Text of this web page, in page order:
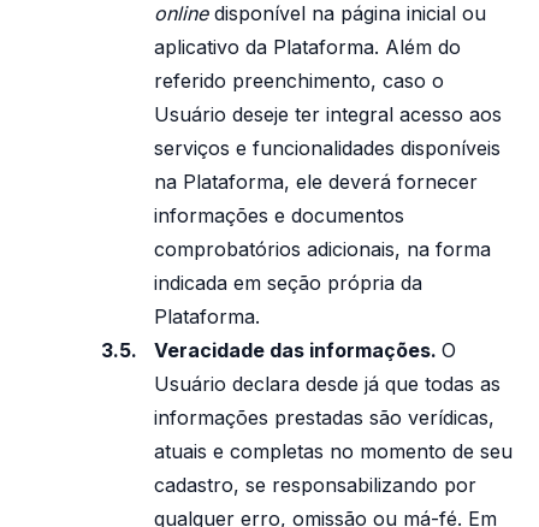
online disponível na página inicial ou
aplicativo da Plataforma. Além do
referido preenchimento, caso o
Usuário deseje ter integral acesso aos
serviços e funcionalidades disponíveis
na Plataforma, ele deverá fornecer
informações e documentos
comprobatórios adicionais, na forma
indicada em seção própria da
Plataforma.
Veracidade das informações. O
Usuário declara desde já que todas as
informações prestadas são verídicas,
atuais e completas no momento de seu
cadastro, se responsabilizando por
qualquer erro, omissão ou má-fé. Em